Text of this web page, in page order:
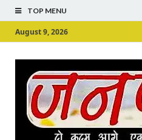
TOP MENU
August 9, 2026